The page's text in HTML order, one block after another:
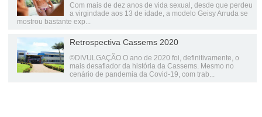
Com mais de dez anos de vida sexual, desde que perdeu
a virgindade aos 13 de idade, a modelo Geisy Arruda se
mostrou bastante exp...
Retrospectiva Cassems 2020
©DIVULGAÇÃO O ano de 2020 foi, definitivamente, o
mais desafiador da história da Cassems. Mesmo no
cenário de pandemia da Covid-19, com trab...